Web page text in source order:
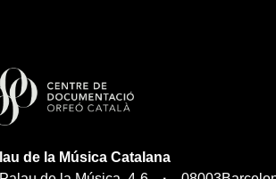
de la Música Catalana